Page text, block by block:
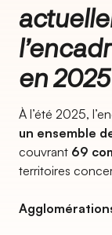
en 2025
À l’été 2025,
un ensemble
couvrant 69
territoires